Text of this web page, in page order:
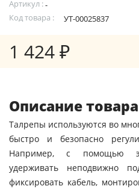
Артикул :-
Код товара :
УТ-00025837
1 424 ₽
Описание товара
Талрепы используются во
быстро и безопасно
Например, с помощью
удерживать неподвижно
фиксировать кабель,